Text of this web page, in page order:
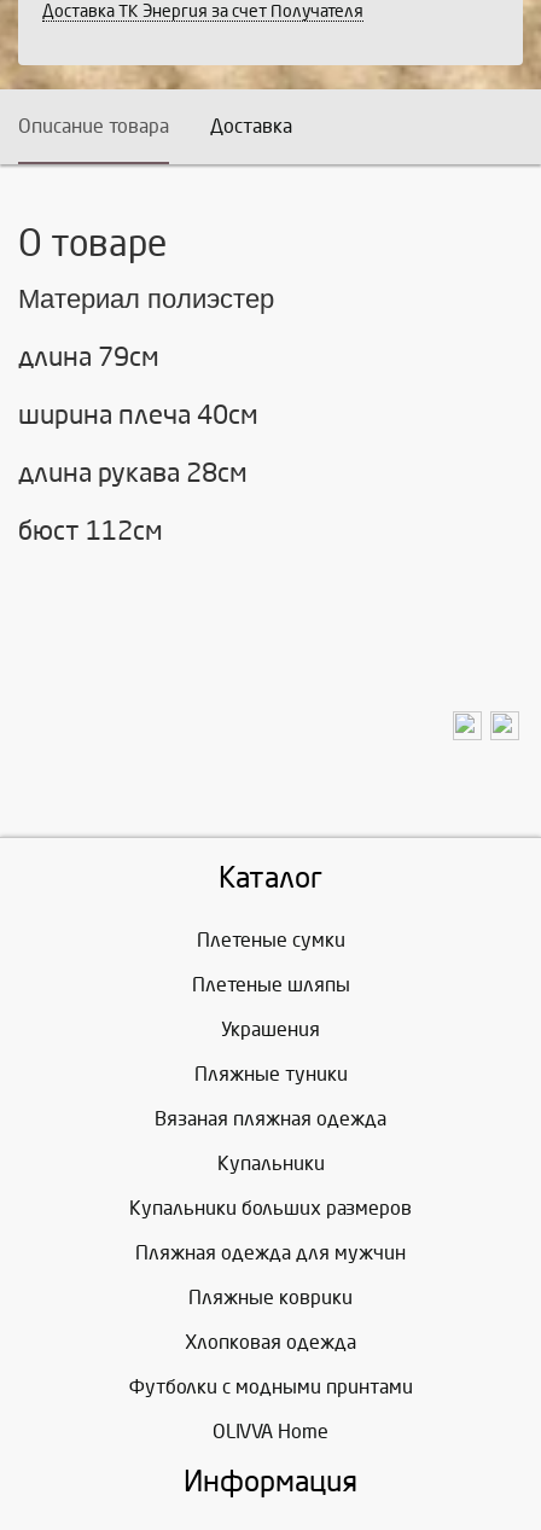
Доставка ТК Энергия за счет Получателя
Описание товара Доставка
О товаре
Материал полиэстер
длина 79см
ширина плеча 40см
длина рукава 28см
бюст 112см
Каталог
Плетеные сумки
Плетеные шляпы
Украшения
Пляжные туники
Вязаная пляжная одежда
Купальники
Купальники больших размеров
Пляжная одежда для мужчин
Пляжные коврики
Хлопковая одежда
Футболки с модными принтами
OLIVVA Home
Информация